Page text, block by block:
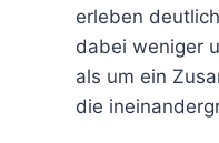
erleben
dabei weniger
als um ein
die